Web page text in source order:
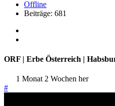
Offline
Beiträge: 681
ORF | Erbe Österreich |
1 Monat 2 Wochen her
#